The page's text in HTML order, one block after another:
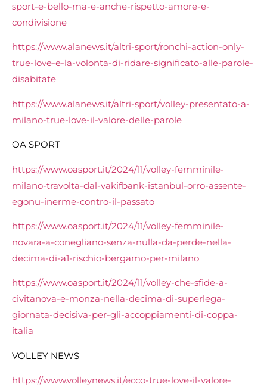
sport-e-bello-ma-e-anche-rispetto-amore-e-
condivisione
https://www.alanews.it/altri-sport/ronchi-action-only-
true-love-e-la-volonta-di-ridare-significato-alle-parole-
disabitate
https://www.alanews.it/altri-sport/volley-presentato-a-
milano-true-love-il-valore-delle-parole
OA SPORT
https://www.oasport.it/2024/11/volley-femminile-
milano-travolta-dal-vakifbank-istanbul-orro-assente-
egonu-inerme-contro-il-passato
https://www.oasport.it/2024/11/volley-femminile-
novara-a-conegliano-senza-nulla-da-perde-nella-
decima-di-a1-rischio-bergamo-per-milano
https://www.oasport.it/2024/11/volley-che-sfide-a-
civitanova-e-monza-nella-decima-di-superlega-
giornata-decisiva-per-gli-accoppiamenti-di-coppa-
italia
VOLLEY NEWS
https://www.volleynews.it/ecco-true-love-il-valore-